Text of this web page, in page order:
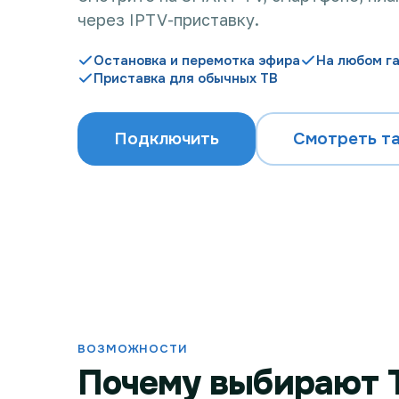
через IPTV-приставку.
Остановка и перемотка эфира
На любом
Приставка для обычных ТВ
Подключить Смотреть
ВОЗМОЖНОСТИ
Почему выбирают